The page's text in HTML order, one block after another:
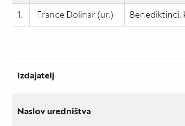
1. France Dolinar (ur.) Benediktinci,
Izdajatelj
Naslov uredništva